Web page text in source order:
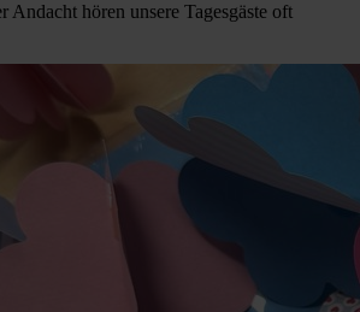
Andacht hören unsere Tagesgäste oft